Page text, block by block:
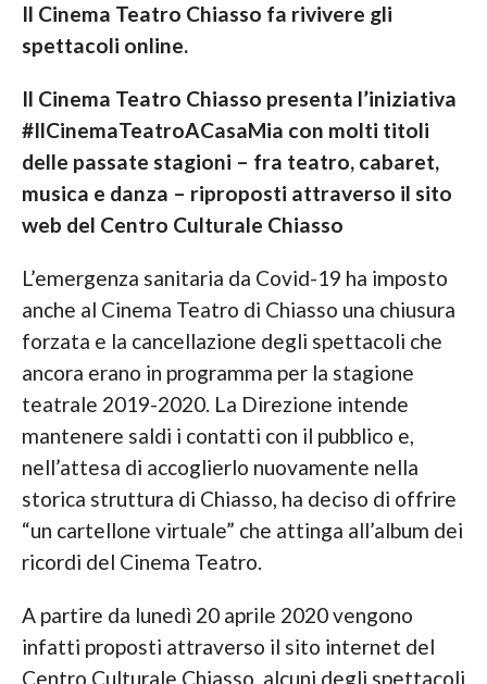
Il Cinema Teatro Chiasso fa rivivere gli
spettacoli online.
Il Cinema Teatro Chiasso presenta l’iniziativa
#IlCinemaTeatroACasaMia con molti titoli
delle passate stagioni – fra teatro, cabaret,
musica e danza – riproposti attraverso il sito
web del Centro Culturale Chiasso
L’emergenza sanitaria da Covid-19 ha imposto
anche al Cinema Teatro di Chiasso una chiusura
forzata e la cancellazione degli spettacoli che
ancora erano in programma per la stagione
teatrale 2019-2020. La Direzione intende
mantenere saldi i contatti con il pubblico e,
nell’attesa di accoglierlo nuovamente nella
storica struttura di Chiasso, ha deciso di offrire
“un cartellone virtuale” che attinga all’album dei
ricordi del Cinema Teatro.
A partire da lunedì 20 aprile 2020 vengono
infatti proposti attraverso il sito internet del
Centro Culturale Chiasso, alcuni degli spettacoli